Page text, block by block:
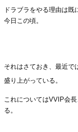
ドラブラをやる理由は
今日この頃。
それはさておき、最近で
盛り上がっている。
これについてはVVIP会長
る。